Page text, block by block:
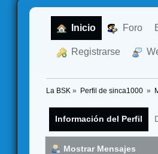
Inicio Foro
Registrarse
La BSK » Perfil de sinca1000 »
Información del Perfil
Mostrar Mensajes